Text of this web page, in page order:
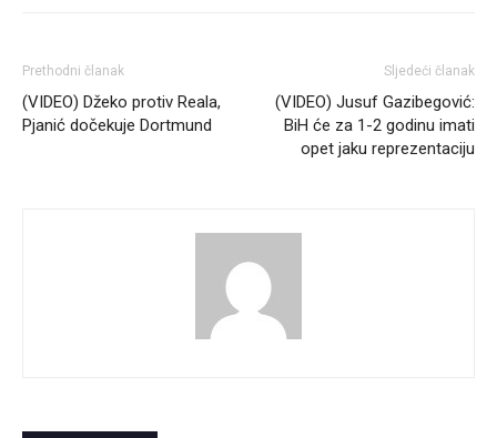
Prethodni članak
(VIDEO) Džeko protiv Reala,
Pjanić dočekuje Dortmund
Sljedeći članak
(VIDEO) Jusuf Gazibegović:
BiH će za 1-2 godinu imati
opet jaku reprezentaciju